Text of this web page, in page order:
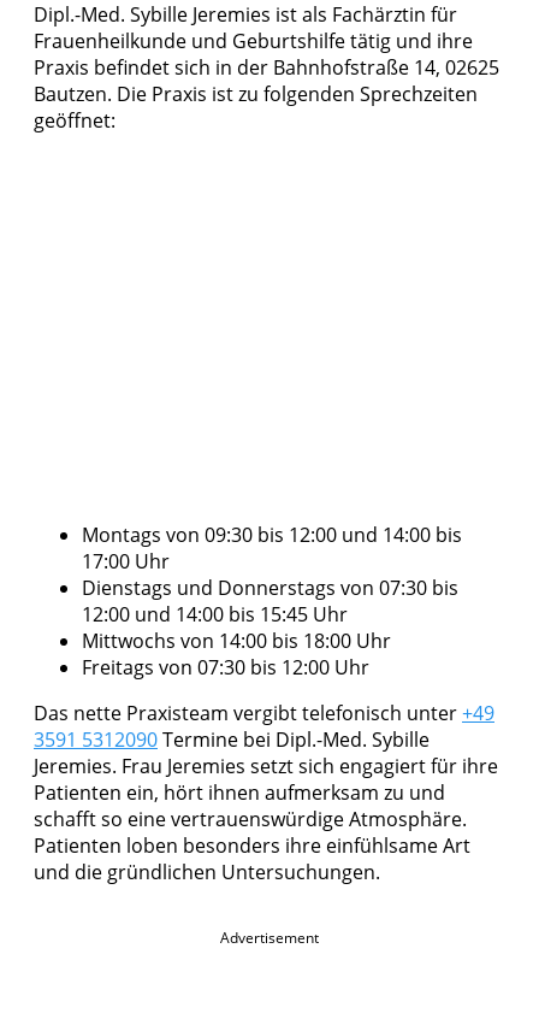
Dipl.-Med. Sybille Jeremies ist als Fachärztin für
Frauenheilkunde und Geburtshilfe tätig und ihre
Praxis befindet sich in der Bahnhofstraße 14, 02625
Bautzen. Die Praxis ist zu folgenden Sprechzeiten
geöffnet:
Montags von 09:30 bis 12:00 und 14:00 bis
17:00 Uhr
Dienstags und Donnerstags von 07:30 bis
12:00 und 14:00 bis 15:45 Uhr
Mittwochs von 14:00 bis 18:00 Uhr
Freitags von 07:30 bis 12:00 Uhr
Das nette Praxisteam vergibt telefonisch unter+49
3591 5312090Termine bei Dipl.-Med. Sybille
Jeremies. Frau Jeremies setzt sich engagiert für ihre
Patienten ein, hört ihnen aufmerksam zu und
schafft so eine vertrauenswürdige Atmosphäre.
Patienten loben besonders ihre einfühlsame Art
und die gründlichen Untersuchungen.
Advertisement